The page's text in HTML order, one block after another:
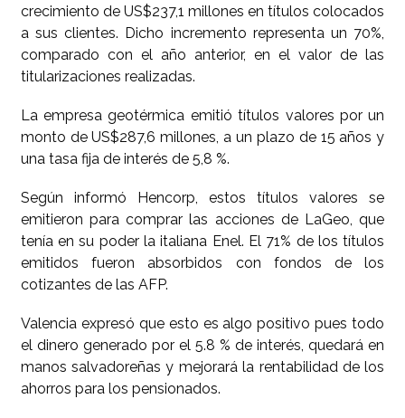
crecimiento de US$237,1 millones en títulos colocados
a sus clientes. Dicho incremento representa un 70%,
comparado con el año anterior, en el valor de las
titularizaciones realizadas.
La empresa geotérmica emitió títulos valores por un
monto de US$287,6 millones, a un plazo de 15 años y
una tasa fija de interés de 5,8 %.
Según informó Hencorp, estos títulos valores se
emitieron para comprar las acciones de LaGeo, que
tenía en su poder la italiana Enel. El 71% de los títulos
emitidos fueron absorbidos con fondos de los
cotizantes de las AFP.
Valencia expresó que esto es algo positivo pues todo
el dinero generado por el 5.8 % de interés, quedará en
manos salvadoreñas y mejorará la rentabilidad de los
ahorros para los pensionados.